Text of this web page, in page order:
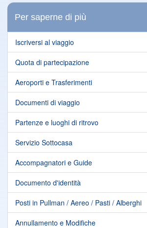
Per saperne di più
Iscriversi al viaggio
Quota di partecipazione
Aeroporti e Trasferimenti
Documenti di viaggio
Partenze e luoghi di ritrovo
Servizio Sottocasa
Accompagnatori e Guide
Documento d'identità
Posti in Pullman / Aereo / Pasti / Alberghi
Annullamento e Modifiche